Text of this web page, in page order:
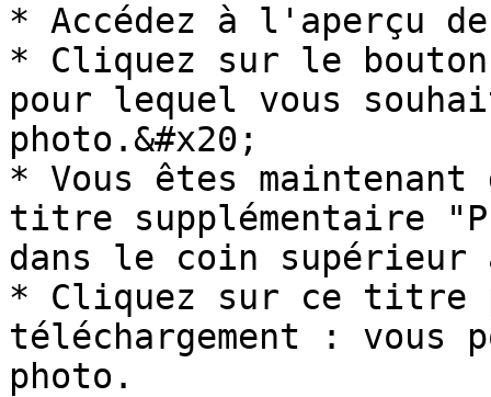
* Accédez à l'aperçu
* Cliquez sur le
pour lequel vous
photo.&#x20;
* Vous êtes
titre supplémentaire
dans le coin supérieur
* Cliquez sur ce titre
téléchargement : vous
photo.